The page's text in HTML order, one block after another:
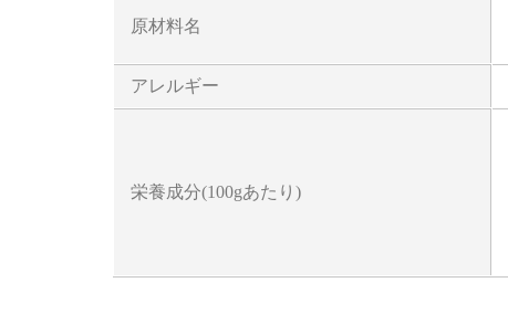
原材料名
アレルギー
栄養成分(100gあたり)